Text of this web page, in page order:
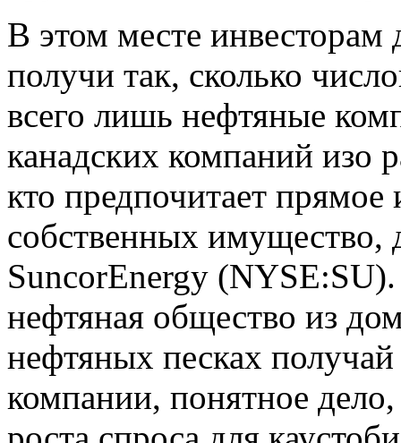
В этом месте инвесторам
получи так, сколько
всего лишь нефтяные
канадских компаний изо
кто предпочитает прямое
собственных имущество,
SuncorEnergy
нефтяная общество из
нефтяных песках
компании, понятное